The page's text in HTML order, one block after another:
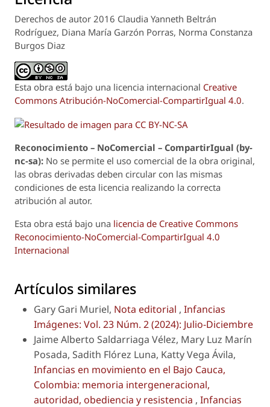
Derechos de autor 2016 Claudia Yanneth Beltrán
Rodríguez, Diana María Garzón Porras, Norma Constanza
Burgos Diaz
Esta obra está bajo una licencia internacional Creative
Commons Atribución-NoComercial-CompartirIgual 4.0.
Reconocimiento – NoComercial – CompartirIgual (by-
nc-sa): No se permite el uso comercial de la obra original,
las obras derivadas deben circular con las mismas
condiciones de esta licencia realizando la correcta
atribución al autor.
Esta obra está bajo una licencia de Creative Commons
Reconocimiento-NoComercial-CompartirIgual 4.0
Internacional
Artículos similares
Gary Gari Muriel, Nota editorial , Infancias
Imágenes: Vol. 23 Núm. 2 (2024): Julio-Diciembre
Jaime Alberto Saldarriaga Vélez, Mary Luz Marín
Posada, Sadith Flórez Luna, Katty Vega Ávila,
Infancias en movimiento en el Bajo Cauca,
Colombia: memoria intergeneracional,
autoridad, obediencia y resistencia , Infancias